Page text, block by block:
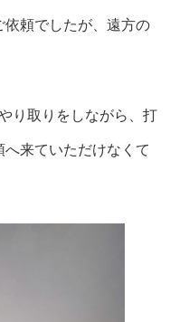
頼でしたが、遠方の
り取りをしながら、打
来ていただけなくて